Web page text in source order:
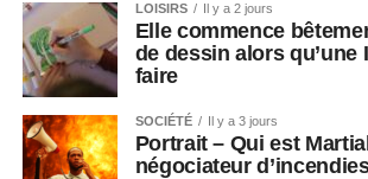
LOISIRS Il y a 2 jours
Elle commence
de dessin alors qu’une
faire
SOCIÉTÉ Il y a 3 jours
Portrait – Qui est
négociateur